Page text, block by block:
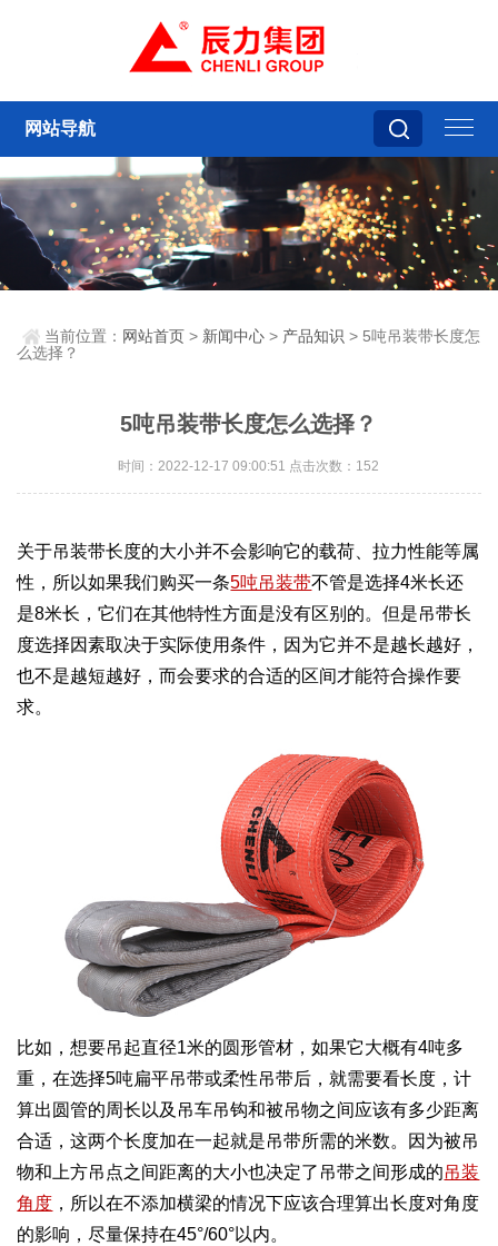
网站导航
当前位置： 网站首页 > 新闻中心 > 产品知识 > 5吨吊装带长度怎
么选择？
5吨吊装带长度怎么选择？
时间：2022-12-17 09:00:51 点击次数：152
关于吊装带长度的大小并不会影响它的载荷、拉力性能等属
性，所以如果我们购买一条5吨吊装带不管是选择4米长还
是8米长，它们在其他特性方面是没有区别的。但是吊带长
度选择因素取决于实际使用条件，因为它并不是越长越好，
也不是越短越好，而会要求的合适的区间才能符合操作要
求。
比如，想要吊起直径1米的圆形管材，如果它大概有4吨多
重，在选择5吨扁平吊带或柔性吊带后，就需要看长度，计
算出圆管的周长以及吊车吊钩和被吊物之间应该有多少距离
合适，这两个长度加在一起就是吊带所需的米数。因为被吊
物和上方吊点之间距离的大小也决定了吊带之间形成的吊装
角度 ，所以在不添加横梁的情况下应该合理算出长度对角度
的影响，尽量保持在45°/60°以内。